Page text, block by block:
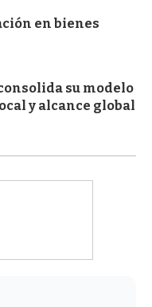
en bienes
su modelo
y alcance global